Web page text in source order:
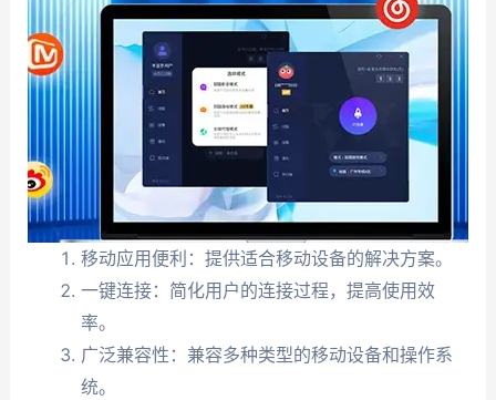
移动应用便利：提供适合移动设备的解决方案。
一键连接：简化用户的连接过程，提高使用效
率。
广泛兼容性：兼容多种类型的移动设备和操作系
统。